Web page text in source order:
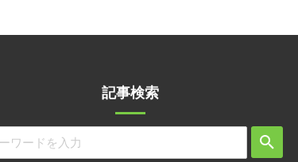
記事検索